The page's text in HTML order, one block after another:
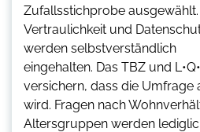
Zufallsstichprobe ausgewählt.
Vertraulichkeit und
werden selbstverständlich
eingehalten. Das TBZ und
versichern, dass die
wird. Fragen nach
Altersgruppen werden